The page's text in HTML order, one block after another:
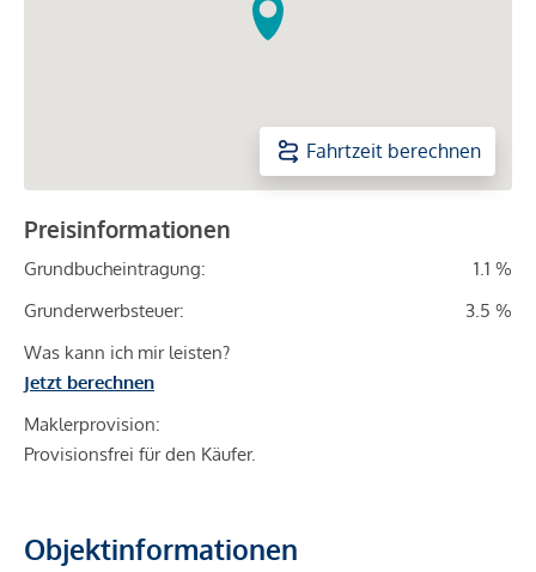
Fahrtzeit berechnen
Preisinformationen
Grundbucheintragung:
1.1 %
Grunderwerbsteuer:
3.5 %
Was kann ich mir leisten?
Jetzt berechnen
Maklerprovision:
Provisionsfrei für den Käufer.
Objektinformationen